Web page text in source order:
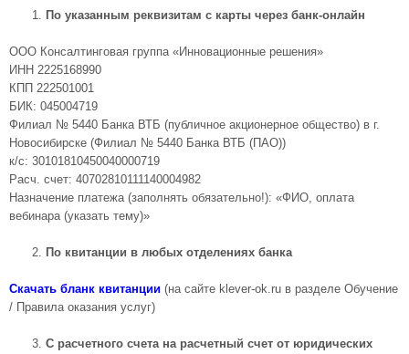
По указанным реквизитам с карты через банк-онлайн
ООО Консалтинговая группа «Инновационные решения»
ИНН 2225168990
КПП 222501001
БИК: 045004719
Филиал № 5440 Банка ВТБ (публичное акционерное общество) в г.
Новосибирске (Филиал № 5440 Банка ВТБ (ПАО))
к/с: 30101810450040000719
Расч. счет: 40702810111140004982
Назначение платежа (заполнять обязательно!): «ФИО, оплата
вебинара (указать тему)»
По квитанции в любых отделениях банка
Скачать бланк квитанции (на сайте klever-ok.ru в разделе Обучение
/ Правила оказания услуг)
С расчетного счета на расчетный счет от юридических